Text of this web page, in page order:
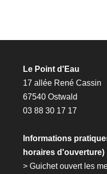
Le Point d'Eau
17 allée René Cassin
67540 Ostwald
03 88 30 17 17
Informations
horaires d'ouverture)
> Guichet ouvert les